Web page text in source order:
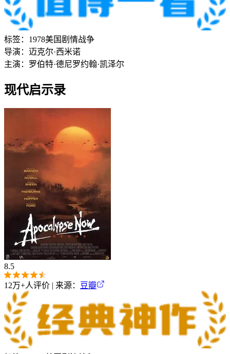
标签： 1978美国 剧情战争
导演： 迈克尔·西米诺
主演： 罗伯特·德尼罗约翰·凯泽尔
现代启示录
8.5
12万+人评价 | 来源： 豆瓣